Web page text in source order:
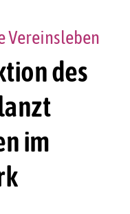
des
im
Vereinsleben